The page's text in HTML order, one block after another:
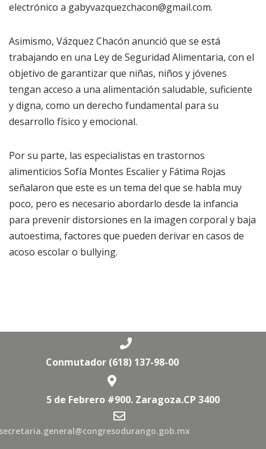
electrónico a gabyvazquezchacon@gmail.com.
Asimismo, Vázquez Chacón anunció que se está
trabajando en una Ley de Seguridad Alimentaria, con el
objetivo de garantizar que niñas, niños y jóvenes
tengan acceso a una alimentación saludable, suficiente
y digna, como un derecho fundamental para su
desarrollo físico y emocional.
Por su parte, las especialistas en trastornos
alimenticios Sofía Montes Escalier y Fátima Rojas
señalaron que este es un tema del que se habla muy
poco, pero es necesario abordarlo desde la infancia
para prevenir distorsiones en la imagen corporal y baja
autoestima, factores que pueden derivar en casos de
acoso escolar o bullying.
Conmutador (618) 137-98-00
5 de Febrero #900. Zaragoza.CP 3400